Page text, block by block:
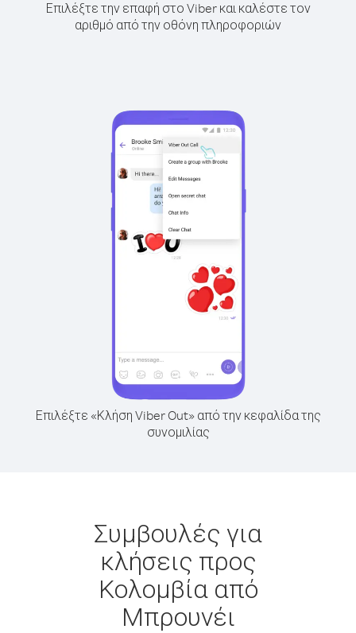
Επιλέξτε την επαφή στο Viber και καλέστε τον
αριθμό από την οθόνη πληροφοριών
Επιλέξτε «Κλήση Viber Out» από την κεφαλίδα της
συνομιλίας
Συμβουλές για
κλήσεις προς
Κολομβία από
Μπρουνέι